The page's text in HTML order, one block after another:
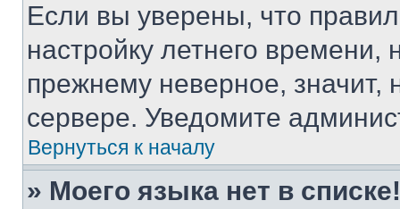
Если вы уверены, что
настройку летнего
прежнему неверное, значит,
сервере. Уведомите
Вернуться к началу
» Моего языка нет в списке!